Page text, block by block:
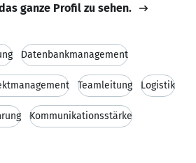
ganze Profil zu sehen.
Datenbankmanagement
Teamleitung Logistik
Kommunikationsstärke